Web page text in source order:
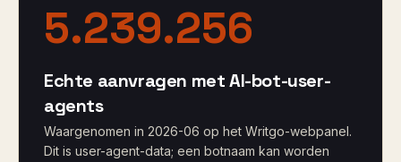
5.239.256
Echte aanvragen met AI-bot-user-
agents
Waargenomen in 2026-06 op het Writgo-webpanel.
Dit is user-agent-data; een botnaam kan worden